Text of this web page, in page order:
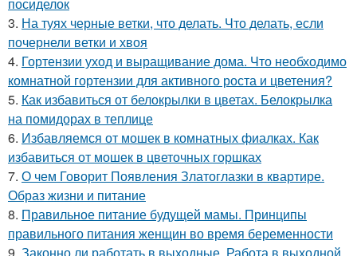
3. На туях черные ветки, что делать. Что делать, если
почернели ветки и хвоя
4. Гортензии уход и выращивание дома. Что необходимо
комнатной гортензии для активного роста и цветения?
5. Как избавиться от белокрылки в цветах. Белокрылка
на помидорах в теплице
6. Избавляемся от мошек в комнатных фиалках. Как
избавиться от мошек в цветочных горшках
7. О чем Говорит Появления Златоглазки в квартире.
Образ жизни и питание
8. Правильное питание будущей мамы. Принципы
правильного питания женщин во время беременности